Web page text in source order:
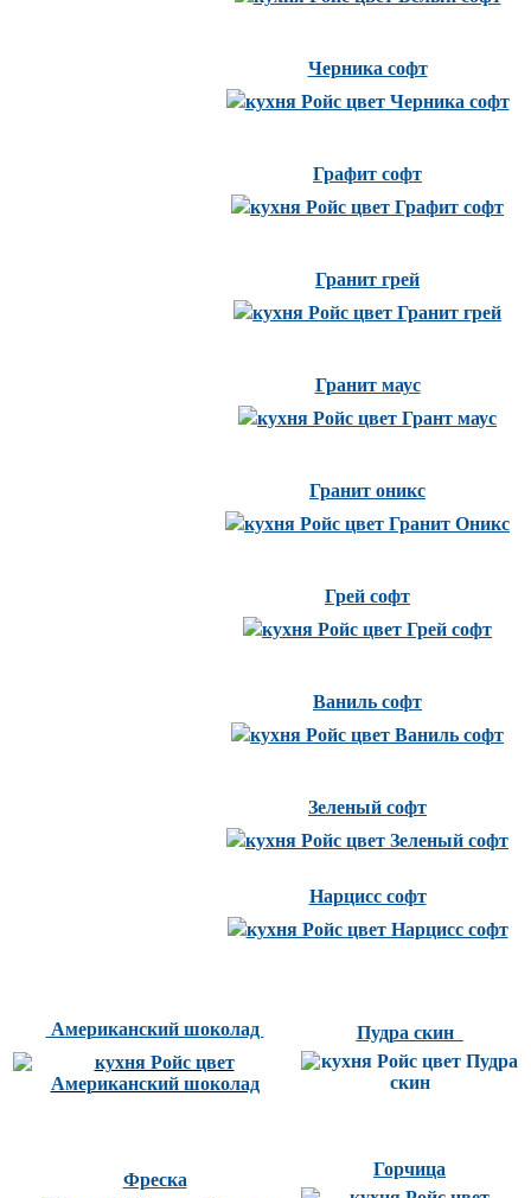
Черника софт
Графит софт
Гранит грей
Гранит маус
Гранит оникс
Грей софт
Ваниль софт
Зеленый софт
Нарцисс софт
Американский шоколад Пудра скин
Фреска
Горчица